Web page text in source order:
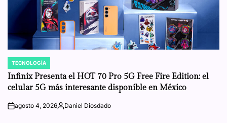
POSTED
IN
TECNOLOGÍA
Infinix Presenta el HOT 70 Pro 5G Free Fire Edition: el
celular 5G más interesante disponible en México
onagosto 4, 2026Posted
Daniel Diosdado